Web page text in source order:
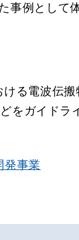
例として
る電波伝
をガイド
発事業